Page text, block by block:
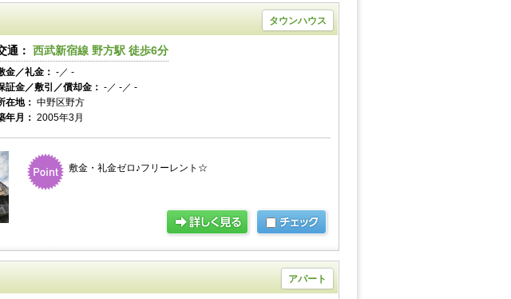
タウンハウス
通： 西武新宿線 野方駅 徒歩6分
金／礼金： -／ -
証金／敷引／償却金： -／ -／ -
在地： 中野区野方
年月： 2005年3月
敷金・礼金ゼロ♪フリーレント☆
アパート